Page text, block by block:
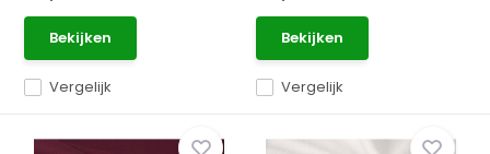
Vergelijk
Bekijken
Vergelijk
Bekijken